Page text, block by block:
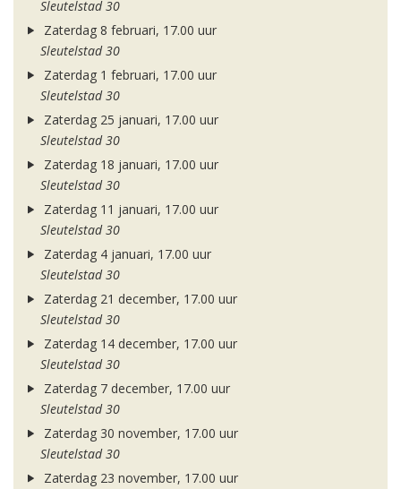
Sleutelstad 30
Zaterdag 8 februari, 17.00 uur
Sleutelstad 30
Zaterdag 1 februari, 17.00 uur
Sleutelstad 30
Zaterdag 25 januari, 17.00 uur
Sleutelstad 30
Zaterdag 18 januari, 17.00 uur
Sleutelstad 30
Zaterdag 11 januari, 17.00 uur
Sleutelstad 30
Zaterdag 4 januari, 17.00 uur
Sleutelstad 30
Zaterdag 21 december, 17.00 uur
Sleutelstad 30
Zaterdag 14 december, 17.00 uur
Sleutelstad 30
Zaterdag 7 december, 17.00 uur
Sleutelstad 30
Zaterdag 30 november, 17.00 uur
Sleutelstad 30
Zaterdag 23 november, 17.00 uur